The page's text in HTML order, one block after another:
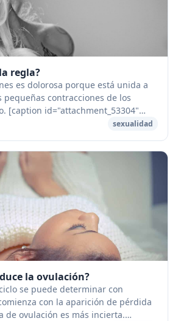
regla?
es dolorosa porque está unida a
pequeñas contracciones de los
[caption id="attachment_53304"
width="1280"] Por que duele...sexualidad
la ovulación?
se puede determinar con
con la aparición de pérdida
de ovulación es más incierta.